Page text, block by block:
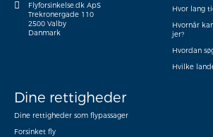
Flyforsinkelse.dk ApS
Trekronergade 110
2500 Valby
Danmark
Hvor lang
Hvornår
jer?
Hvordan
Hvilke
Dine rettigheder
Dine rettigheder som flypassager
Forsinket fly